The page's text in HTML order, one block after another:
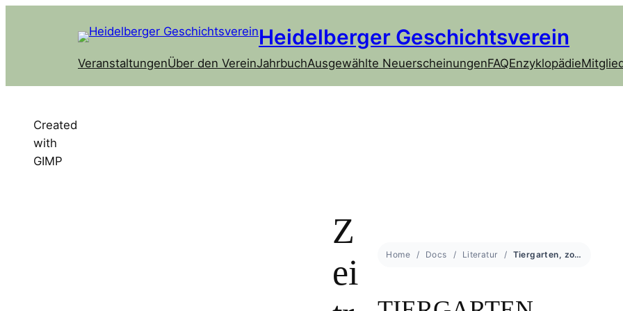
Heidelberger Geschichtsverein
VeranstaltungenÜber den VereinJahrbuchAusgewählte NeuerscheinungenFAQEnzyklopädie
Created
with
GIMP
Z
ei
Home Docs Literatur Tiergarten, zoologische Sammlungen